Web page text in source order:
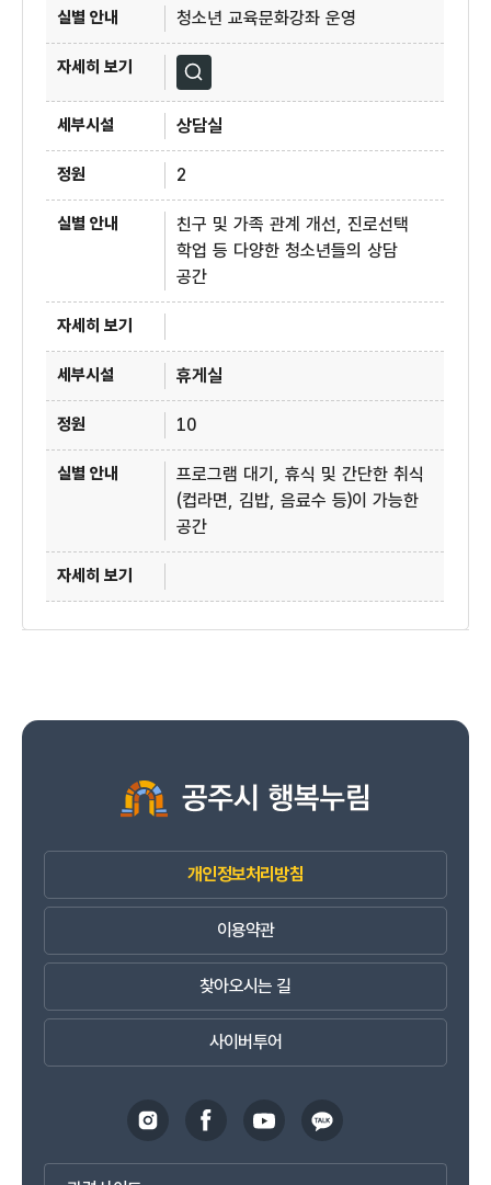
청소년 교육문화강좌 운영
자세히보기
상담실
2
친구 및 가족 관계 개선, 진로선택
학업 등 다양한 청소년들의 상담
공간
휴게실
10
프로그램 대기, 휴식 및 간단한 취식
(컵라면, 김밥, 음료수 등)이 가능한
공간
개인정보처리방침
이용약관
찾아오시는 길
사이버투어